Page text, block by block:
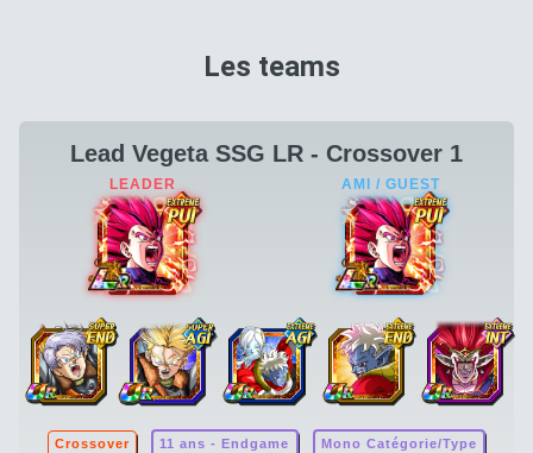
Les teams
Lead Vegeta SSG LR - Crossover 1
Crossover 11 ans - Endgame Mono Catégorie/Type